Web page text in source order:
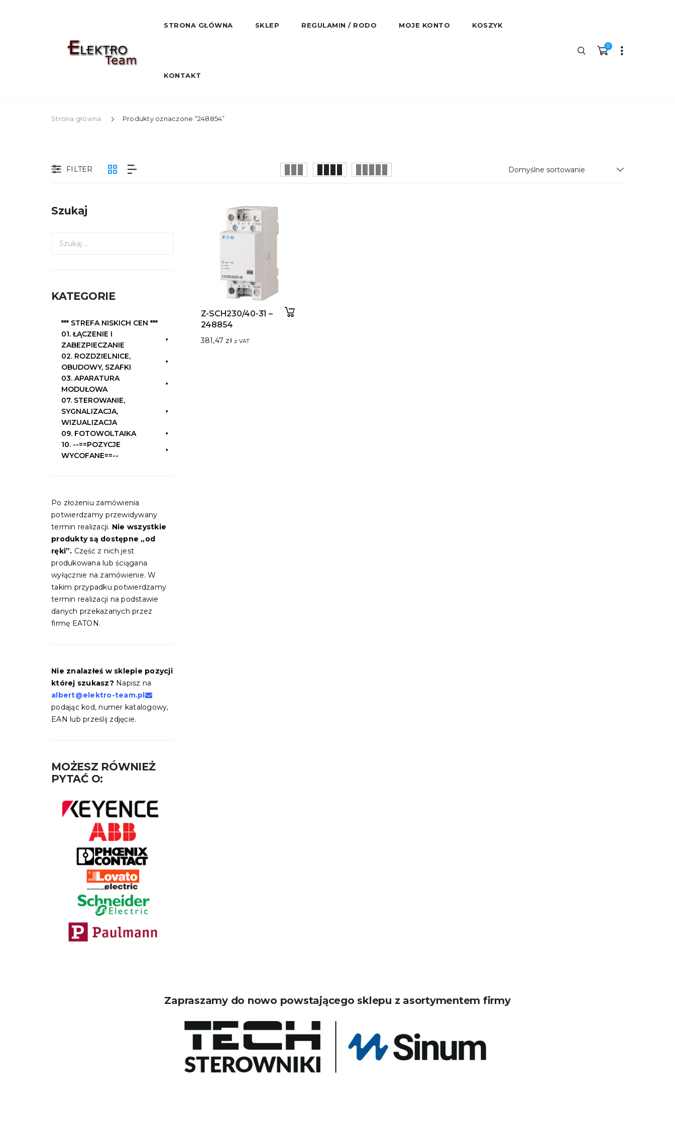
STRONA GŁÓWNA SKLEP REGULAMIN / RODO MOJE KONTO KOSZYK
KONTAKT
0
Strona główna Produkty oznaczone “248854”
FILTER
Szukaj
jKATEGORIE
*** STREFA NISKICH CEN ***
01. ŁĄCZENIE I
ZABEZPIECZANIE
02. ROZDZIELNICE,
OBUDOWY, SZAFKI
03. APARATURA
MODUŁOWA
07. STEROWANIE,
SYGNALIZACJA,
WIZUALIZACJA
09. FOTOWOLTAIKA
10. --==POZYCJE
WYCOFANE==--
Po złożeniu zamówienia
potwierdzamy przewidywany
termin realizacji. Nie wszystkie
produkty są dostępne „od
ręki”. Część z nich jest
produkowana lub ściągana
wyłącznie na zamówienie. W
takim przypadku potwierdzamy
termin realizacji na podstawie
danych przekazanych przez
firmę EATON.
Nie znalazłeś w sklepie pozycji
której szukasz? Napisz na
albert@elektro-team.pl
podając kod, numer katalogowy,
EAN lub prześlij zdjęcie.
MOŻESZ RÓWNIEŻ
PYTAĆ O:
Z-SCH230/40-31 –
248854
381,47 zł z VAT
Zapraszamy do nowo powstającego sklepu z asortymentem firmy